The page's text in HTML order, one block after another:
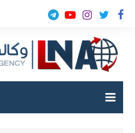
التجاوز